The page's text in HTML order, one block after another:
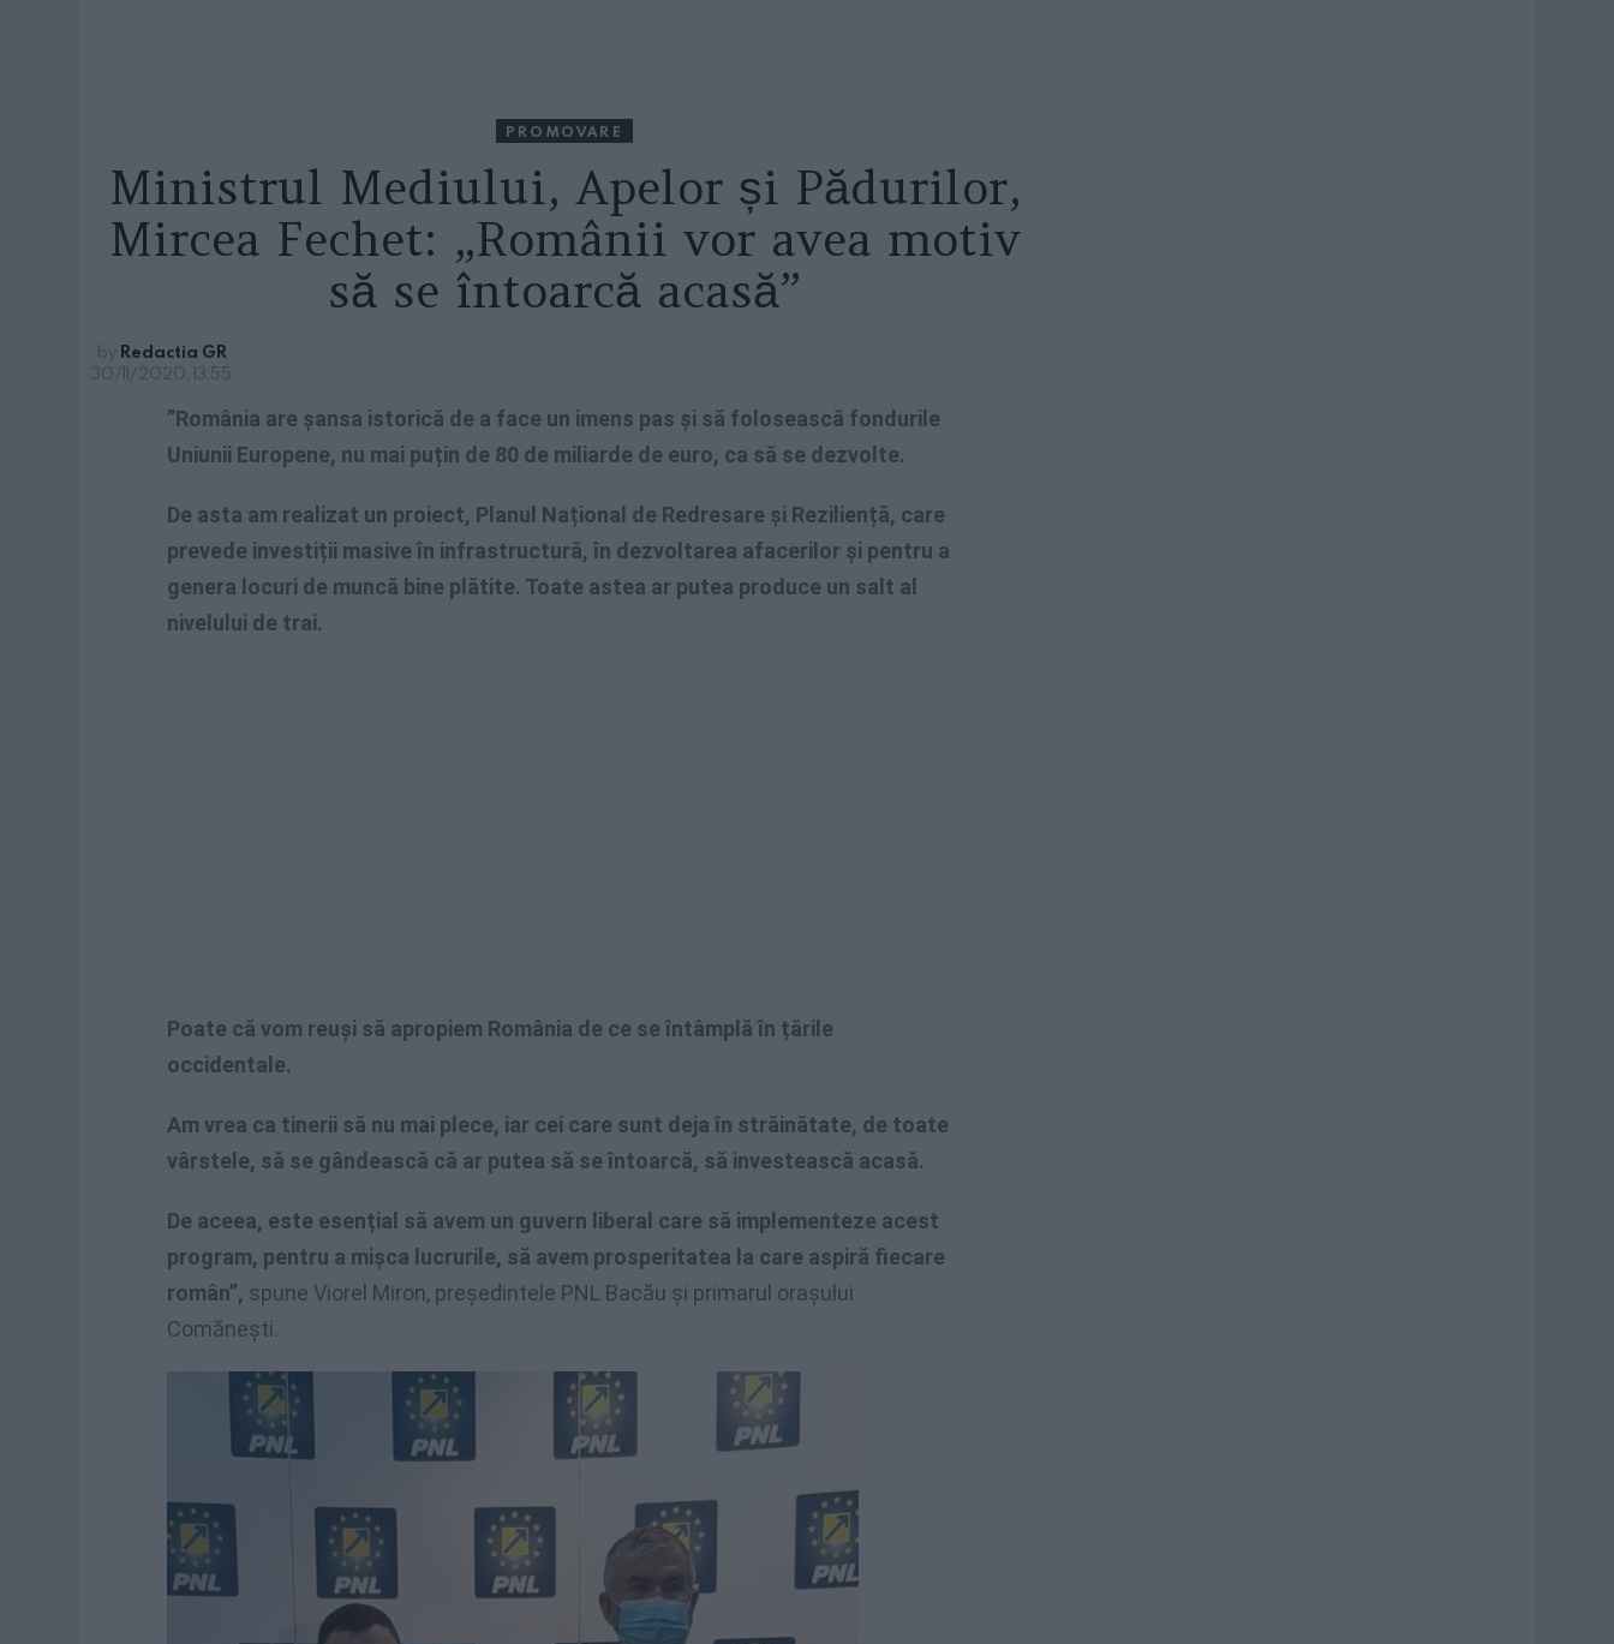
PROMOVARE
Ministrul Mediului, Apelor și Pădurilor,
Mircea Fechet: „Românii vor avea motiv
să se întoarcă acasă”
by Redactia GR
30/11/2020, 13:55
”România are șansa istorică de a face un imens pas și să folosească fondurile
Uniunii Europene, nu mai puțin de 80 de miliarde de euro, ca să se dezvolte.
De asta am realizat un proiect, Planul Național de Redresare și Reziliență, care
prevede investiții masive în infrastructură, în dezvoltarea afacerilor și pentru a
genera locuri de muncă bine plătite. Toate astea ar putea produce un salt al
nivelului de trai.
Poate că vom reuși să apropiem România de ce se întâmplă în țările
occidentale.
Am vrea ca tinerii să nu mai plece, iar cei care sunt deja în străinătate, de toate
vârstele, să se gândească că ar putea să se întoarcă, să investească acasă.
De aceea, este esențial să avem un guvern liberal care să implementeze acest
program, pentru a mișca lucrurile, să avem prosperitatea la care aspiră fiecare
român”, spune Viorel Miron, președintele PNL Bacău și primarul orașului
Comănești.